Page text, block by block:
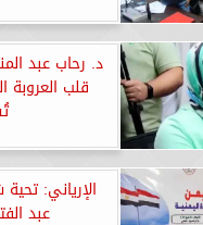
د. رحاب عبد
قلب العروبة
الإرياني:
عبد